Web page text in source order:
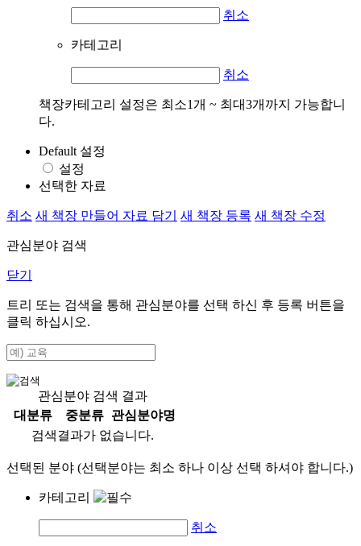
취소
카테고리
취소
책장카테고리 설정은 최소1개 ~ 최대3개까지 가능합니
다.
Default 설정
설정
선택한 자료
취소 새 책장 만들어 자료 담기 새 책장 등록 새 책장 수정
관심분야 검색
닫기
트리 또는 검색을 통해 관심분야를 선택 하신 후 등록 버튼을
클릭 하십시오.
관심분야 검색 결과
대분류
중분류
관심분야명
검색결과가 없습니다.
선택된 분야 (선택분야는 최소 하나 이상 선택 하셔야 합니다.)
카테고리
취소